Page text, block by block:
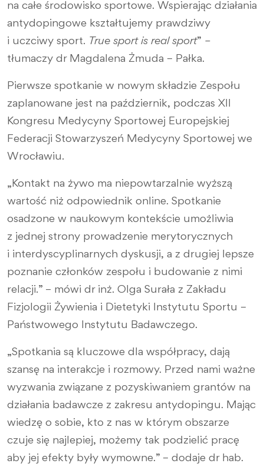
na całe środowisko sportowe. Wspierając działania
antydopingowe kształtujemy prawdziwy
i uczciwy sport. True sport is real sport” –
tłumaczy dr Magdalena Żmuda – Pałka.
Pierwsze spotkanie w nowym składzie Zespołu
zaplanowane jest na październik, podczas XII
Kongresu Medycyny Sportowej Europejskiej
Federacji Stowarzyszeń Medycyny Sportowej we
Wrocławiu.
„Kontakt na żywo ma niepowtarzalnie wyższą
wartość niż odpowiednik online. Spotkanie
osadzone w naukowym kontekście umożliwia
z jednej strony prowadzenie merytorycznych
i interdyscyplinarnych dyskusji, a z drugiej lepsze
poznanie członków zespołu i budowanie z nimi
relacji.” – mówi dr inż. Olga Surała z Zakładu
Fizjologii Żywienia i Dietetyki Instytutu Sportu –
Państwowego Instytutu Badawczego.
„Spotkania są kluczowe dla współpracy, dają
szansę na interakcje i rozmowy. Przed nami ważne
wyzwania związane z pozyskiwaniem grantów na
działania badawcze z zakresu antydopingu. Mając
wiedzę o sobie, kto z nas w którym obszarze
czuje się najlepiej, możemy tak podzielić pracę
aby jej efekty były wymowne.” – dodaje dr hab.